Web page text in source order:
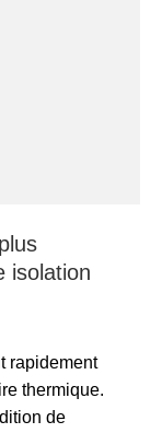
isolation
rapidement
thermique.
de